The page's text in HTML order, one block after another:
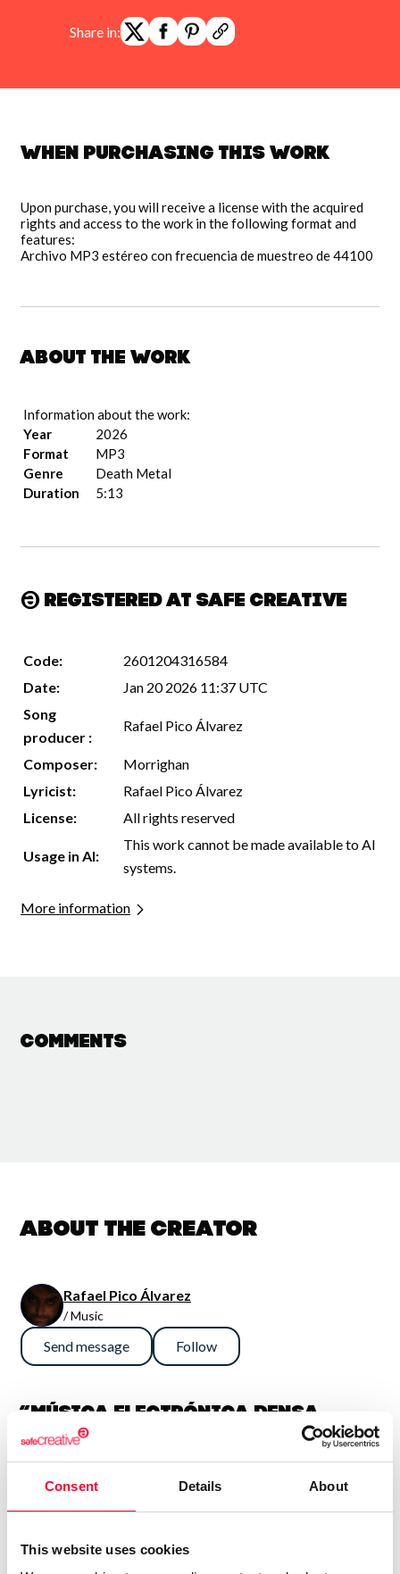
Consent Details About
This website uses cookies
Share in:
When purchasing this work
Upon purchase, you will receive a license with the acquired
rights and access to the work in the following format and
features:
Archivo MP3 estéreo con frecuencia de muestreo de 44100
About the work
Information about the work:
Year
2026
Format
MP3
Genre
Death Metal
Duration
5:13
Registered at Safe Creative
Code:
2601204316584
Date:
Jan 20 2026 11:37 UTC
Song
producer :
Rafael Pico Álvarez
Composer:
Morrighan
Lyricist:
Rafael Pico Álvarez
License:
All rights reserved
Usage in AI:
This work cannot be made available to AI
systems.
More information
Comments
About the creator
Rafael Pico Álvarez
/ Music
Send message Follow
“Música electrónica densa,
sinfónica y potente. En general
son así, aunque también me
gusta la guitarra fuerte, con lo
que algún tema es más bien hard